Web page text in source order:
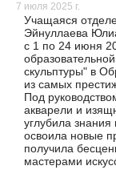
7 июля 2025 г.
Учащаяся
Эйнуллаева
с 1 по 24 июня
скульптуры" в
из самых
Под
акварели и
углубила знания
освоила новые
получила
мастерами